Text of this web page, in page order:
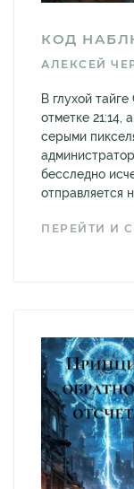
КОД
АЛЕКСЕЙ
В глухой
отметке 21:14,
серыми
бесследно
отправляется
ПЕРЕЙТИ И